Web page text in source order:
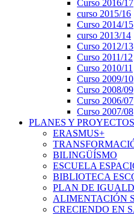
Curso 2016/17
curso 2015/16
Curso 2014/15
curso 2013/14
Curso 2012/13
Curso 2011/12
Curso 2010/11
Curso 2009/10
Curso 2008/09
Curso 2006/07
Curso 2007/08
PLANES Y PROYECTOS
ERASMUS+
BILINGÜÍSMO
ESCUELA
BIBLIOTECA
PLAN DE
ALIMENTACIÓN
CRECIENDO EN